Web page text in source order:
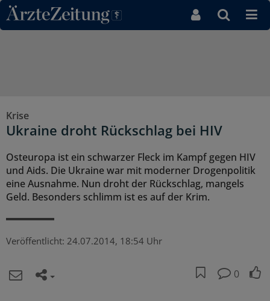
Direkt zum Inhaltsbereich
Krise
Ukraine droht Rückschlag bei HIV
Osteuropa ist ein schwarzer Fleck im Kampf gegen HIV
und Aids. Die Ukraine war mit moderner Drogenpolitik
eine Ausnahme. Nun droht der Rückschlag, mangels
Geld. Besonders schlimm ist es auf der Krim.
Veröffentlicht: 24.07.2014, 18:54 Uhr
0